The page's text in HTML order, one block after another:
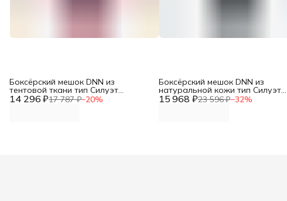
14 296 ₽17 787 ₽−20%
Боксёрский мешок DNN из
тентовой ткани тип Силуэт
трёхсекционный (МБТТ-14-2, 15 968 ₽23 596 ₽−32%
Боксёрский мешок DNN из
натуральной кожи тип Силуэт
трёхсекционный ( МБНТ22-5,